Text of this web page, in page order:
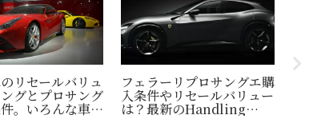
リセールバリュ
グとプロサング
。いろんな車の
フェラーリプロサングエ購
入条件やリセールバリュー
は？最新のHandling